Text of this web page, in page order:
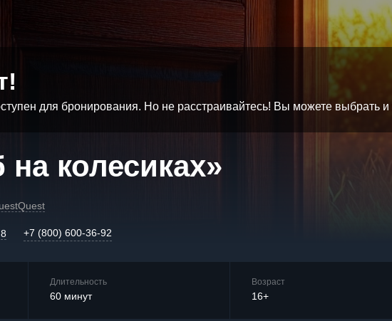
для бронирования. Но не расстраивайтесь! Вы можете выбрать и
на колесиках»
+7 (800) 600-36-92
Длительность
60 минут
Возраст
16+